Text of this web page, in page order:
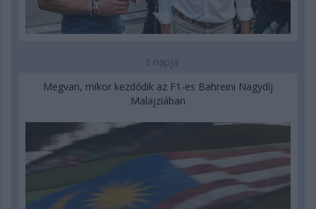
3 napja
Megvan, mikor kezdődik az F1-es Bahreini Nagydíj
Malajziában